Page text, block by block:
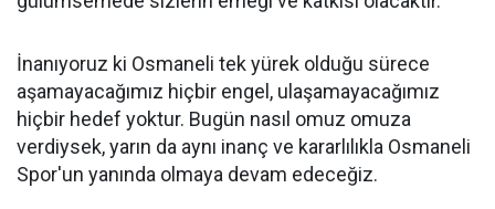
İnanıyoruz ki Osmaneli tek yürek olduğu sürece
aşamayacağımız hiçbir engel, ulaşamayacağımız
hiçbir hedef yoktur. Bugün nasıl omuz omuza
verdiysek, yarın da aynı inanç ve kararlılıkla Osmaneli
Spor'un yanında olmaya devam edeceğiz.